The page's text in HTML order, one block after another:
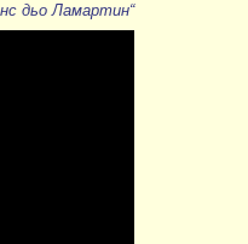
дьо Ламартин“